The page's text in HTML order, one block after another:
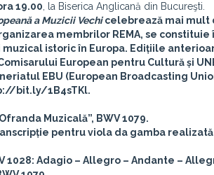
19.00 , la Biserica Anglicană din Bucureşti.
a Muzicii Vechicelebrează mai mult
membrilor REMA, se constituie
istoric în Europa. Edițiile
European pentru Cultură și
EBU (European Broadcasting
bit.ly/1B4sTKl.
Muzicală”, BWV 1079.
pentru viola da gamba
1028: Adagio – Allegro – Andante –